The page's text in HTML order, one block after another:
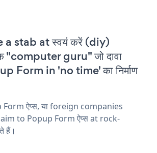
a stab at स्वयं करें (diy)
"computer guru" जो दावा
Form in 'no time' का निर्माण
Form ऐप्स, या foreign companies
to Popup Form ऐप्स at rock-
हैं।